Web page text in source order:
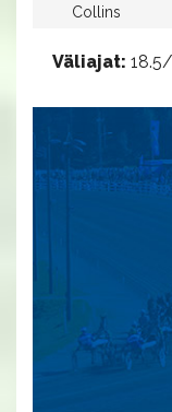
Collins
Väliajat: